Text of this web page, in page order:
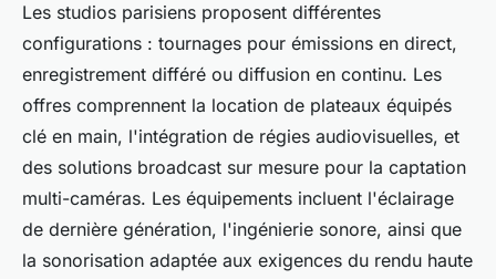
Les studios parisiens proposent différentes
configurations : tournages pour émissions en direct,
enregistrement différé ou diffusion en continu. Les
offres comprennent la location de plateaux équipés
clé en main, l'intégration de régies audiovisuelles, et
des solutions broadcast sur mesure pour la captation
multi-caméras. Les équipements incluent l'éclairage
de dernière génération, l'ingénierie sonore, ainsi que
la sonorisation adaptée aux exigences du rendu haute